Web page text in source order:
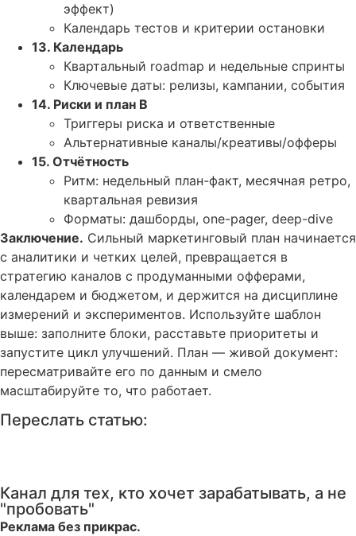
эффект)
Календарь тестов и критерии остановки
13. Календарь
Квартальный roadmap и недельные спринты
Ключевые даты: релизы, кампании, события
14. Риски и план B
Триггеры риска и ответственные
Альтернативные каналы/креативы/офферы
15. Отчётность
Ритм: недельный план-факт, месячная ретро,
квартальная ревизия
Форматы: дашборды, one-pager, deep-dive
Заключение. Сильный маркетинговый план начинается
с аналитики и четких целей, превращается в
стратегию каналов с продуманными офферами,
календарем и бюджетом, и держится на дисциплине
измерений и экспериментов. Используйте шаблон
выше: заполните блоки, расставьте приоритеты и
запустите цикл улучшений. План — живой документ:
пересматривайте его по данным и смело
масштабируйте то, что работает.
Переслать статью:
Канал для тех, кто хочет зарабатывать, а не
"пробовать"
Реклама без прикрас.